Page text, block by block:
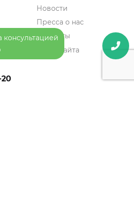
Новости
Пресса о нас
Контакты
Карта сайта
консультацией